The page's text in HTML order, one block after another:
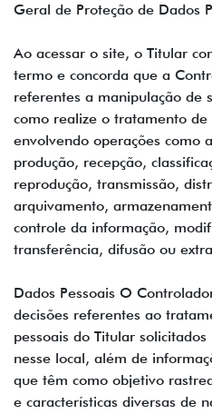
Geral de Proteção de Dados
Ao acessar o site, o Titular
termo e concorda que a
referentes a manipulação de
como realize o tratamento de
envolvendo operações como
produção, recepção,
reprodução, transmissão,
arquivamento,
controle da informação,
transferência, difusão ou
Dados Pessoais O
decisões referentes ao
pessoais do Titular
nesse local, além de
que têm como objetivo
e características diversas de